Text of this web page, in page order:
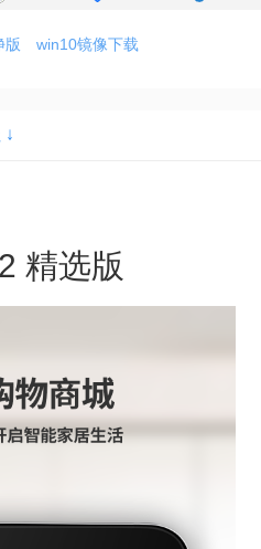
版 win10镜像下载
精选版